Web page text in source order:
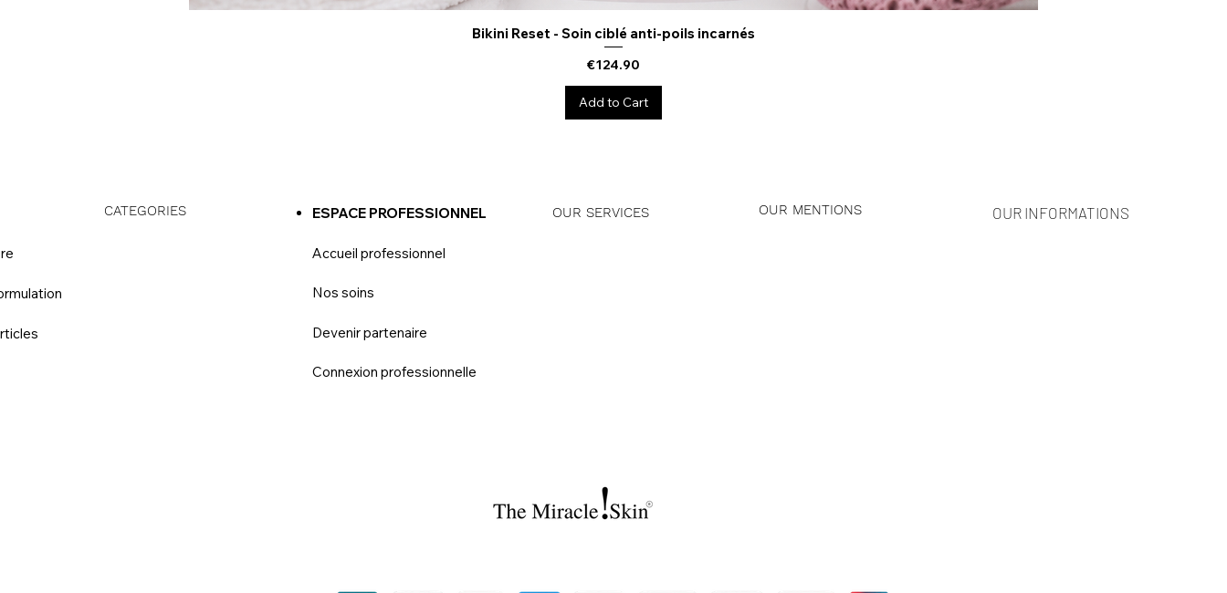
Quick View
Bikini Reset - Soin ciblé anti-poils incarnés
Price
€124.90
Add to Cart
CATEGORIES OUR INFORMATIONS
OUR SERVICES OUR MENTIONS
ESPACE PROFESSIONNEL
Accueil professionnel
Nos soins
Devenir partenaire
Connexion professionnelle